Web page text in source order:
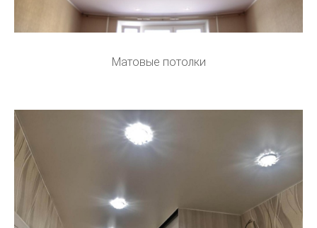
Матовые потолки